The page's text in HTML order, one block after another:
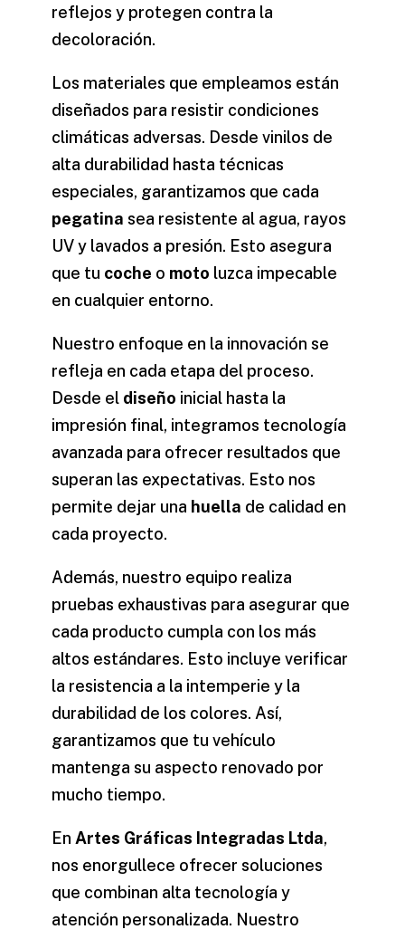
reflejos y protegen contra la
decoloración.
Los materiales que empleamos están
diseñados para resistir condiciones
climáticas adversas. Desde vinilos de
alta durabilidad hasta técnicas
especiales, garantizamos que cada
pegatina sea resistente al agua, rayos
UV y lavados a presión. Esto asegura
que tu coche o moto luzca impecable
en cualquier entorno.
Nuestro enfoque en la innovación se
refleja en cada etapa del proceso.
Desde el diseño inicial hasta la
impresión final, integramos tecnología
avanzada para ofrecer resultados que
superan las expectativas. Esto nos
permite dejar una huella de calidad en
cada proyecto.
Además, nuestro equipo realiza
pruebas exhaustivas para asegurar que
cada producto cumpla con los más
altos estándares. Esto incluye verificar
la resistencia a la intemperie y la
durabilidad de los colores. Así,
garantizamos que tu vehículo
mantenga su aspecto renovado por
mucho tiempo.
En Artes Gráficas Integradas Ltda,
nos enorgullece ofrecer soluciones
que combinan alta tecnología y
atención personalizada. Nuestro